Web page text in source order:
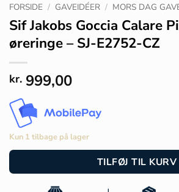
FORSIDE / GAVEIDÉER / MORS DAG
Sif Jakobs Goccia Calare
øreringe – SJ-E2752-CZ
kr. 999,00
Kun 1 tilbage på lager
TILFØJ TIL KURV